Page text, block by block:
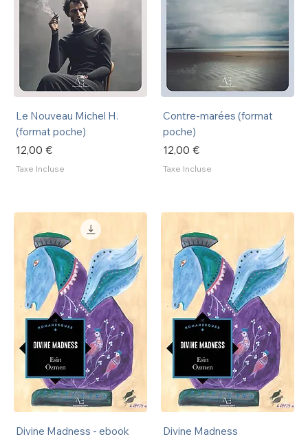
Le Nouveau Michel H.
(format poche)
Prix
12,00 €
Taxe Incluse
Contre-marées (format
poche)
Prix
12,00 €
Taxe Incluse
Divine Madness - ebook Divine Madness